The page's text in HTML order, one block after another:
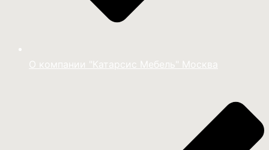
О компании "Катарсис Мебель" Москва